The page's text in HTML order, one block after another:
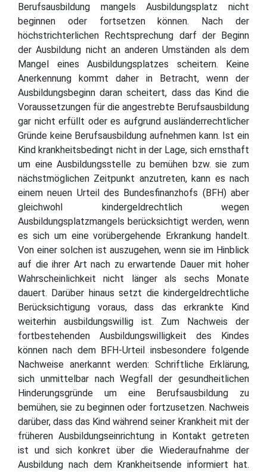
Berufsausbildung mangels Ausbildungsplatz nicht
beginnen oder fortsetzen können. Nach der
höchstrichterlichen Rechtsprechung darf der Beginn
der Ausbildung nicht an anderen Umständen als dem
Mangel eines Ausbildungsplatzes scheitern. Keine
Anerkennung kommt daher in Betracht, wenn der
Ausbildungsbeginn daran scheitert, dass das Kind die
Voraussetzungen für die angestrebte Berufsausbildung
gar nicht erfüllt oder es aufgrund ausländerrechtlicher
Gründe keine Berufsausbildung aufnehmen kann. Ist ein
Kind krankheitsbedingt nicht in der Lage, sich ernsthaft
um eine Ausbildungsstelle zu bemühen bzw. sie zum
nächstmöglichen Zeitpunkt anzutreten, kann es nach
einem neuen Urteil des Bundesfinanzhofs (BFH) aber
gleichwohl kindergeldrechtlich wegen
Ausbildungsplatzmangels berücksichtigt werden, wenn
es sich um eine vorübergehende Erkrankung handelt.
Von einer solchen ist auszugehen, wenn sie im Hinblick
auf die ihrer Art nach zu erwartende Dauer mit hoher
Wahrscheinlichkeit nicht länger als sechs Monate
dauert. Darüber hinaus setzt die kindergeldrechtliche
Berücksichtigung voraus, dass das erkrankte Kind
weiterhin ausbildungswillig ist. Zum Nachweis der
fortbestehenden Ausbildungswilligkeit des Kindes
können nach dem BFH-Urteil insbesondere folgende
Nachweise anerkannt werden: Schriftliche Erklärung,
sich unmittelbar nach Wegfall der gesundheitlichen
Hinderungsgründe um eine Berufsausbildung zu
bemühen, sie zu beginnen oder fortzusetzen. Nachweis
darüber, dass das Kind während seiner Krankheit mit der
früheren Ausbildungseinrichtung in Kontakt getreten
ist und sich konkret über die Wiederaufnahme der
Ausbildung nach dem Krankheitsende informiert hat.